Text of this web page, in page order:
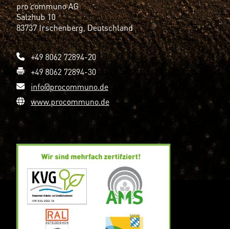
pro communo AG
Salzhub 10
83737 Irschenberg, Deutschland
+49 8062 72894-20
+49 8062 72894-30
info@procommuno.de
www.procommuno.de